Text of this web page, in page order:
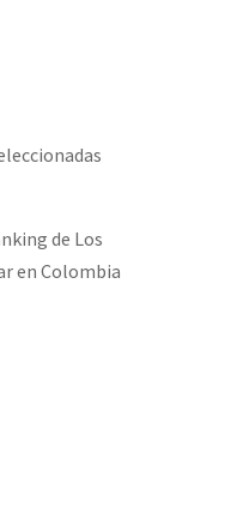
de Los
en Colombia